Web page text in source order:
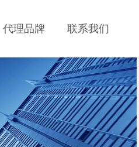
代理品牌 联系我们